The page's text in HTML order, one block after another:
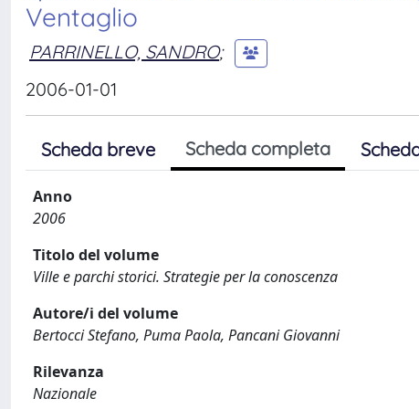
Ventaglio
PARRINELLO, SANDRO;
2006-01-01
Scheda breve Scheda completa
Anno
2006
Titolo del volume
Ville e parchi storici. Strategie per la conoscenza
Autore/i del volume
Bertocci Stefano, Puma Paola, Pancani Giovanni
Rilevanza
Nazionale